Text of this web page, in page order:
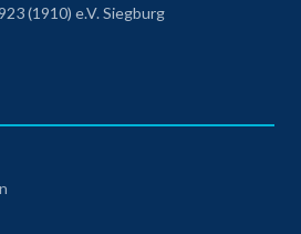
(1910) e.V. Siegburg